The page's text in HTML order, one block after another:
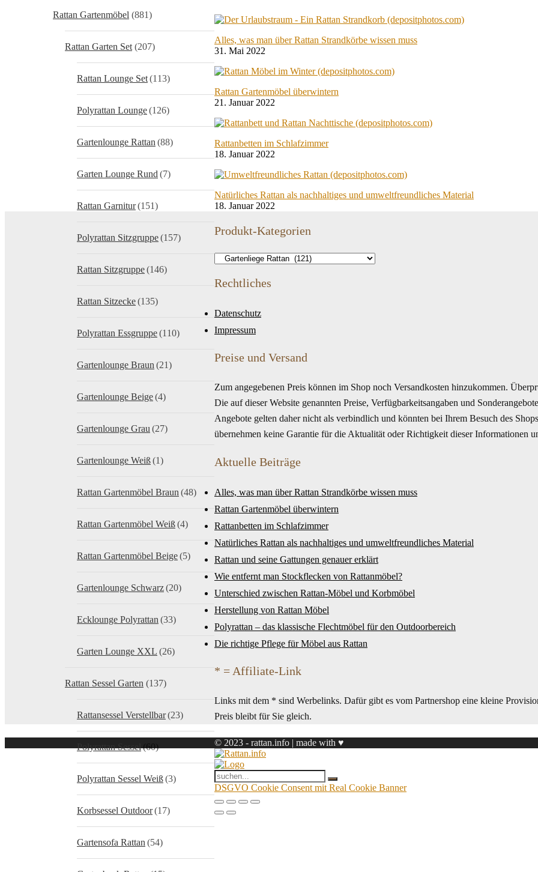
Rattan Gartenmöbel (881)
Rattan Garten Set (207)
Rattan Lounge Set(113)
Polyrattan Lounge(126)
Gartenlounge Rattan (88)
Garten Lounge Rund (7)
Rattan Garnitur(151)
Polyrattan Sitzgruppe(157)
Rattan Sitzgruppe(146)
Rattan Sitzecke(135)
Polyrattan Essgruppe(110)
Gartenlounge Braun (21)
Gartenlounge Beige(4)
Gartenlounge Grau (27)
Gartenlounge Weiß(1)
Rattan Gartenmöbel Braun (48)
Rattan Gartenmöbel Weiß(4)
Rattan Gartenmöbel Beige(5)
Gartenlounge Schwarz(20)
Ecklounge Polyrattan (33)
Garten Lounge XXL (26)
Rattan Sessel Garten (137)
Rattansessel Verstellbar(23)
Polyrattan Sessel(60)
Polyrattan Sessel Weiß(3)
Korbsessel Outdoor(17)
Gartensofa Rattan (54)
Alles, was man über Rattan Strandkörbe wissen muss
31. Mai 2022
Rattan Gartenmöbel überwintern
21. Januar 2022
Rattanbetten im Schlafzimmer
18. Januar 2022
Natürliches Rattan als nachhaltiges und umweltfreundliches Material
18. Januar 2022
Produkt-Kategorien
Rechtliches
Datenschutz
Impressum
Preise und Versand
Zum angegebenen Preis können im Shop noch Versandkosten hinzukommen.
Die auf dieser Website genannten Preise, Verfügbarkeitsangaben und
Angebote gelten daher nicht als verbindlich und könnten bei Ihrem Besuch des
übernehmen keine Garantie für die Aktualität oder Richtigkeit dieser Informationen
Aktuelle Beiträge
Alles, was man über Rattan Strandkörbe wissen muss
Rattan Gartenmöbel überwintern
Rattanbetten im Schlafzimmer
Natürliches Rattan als nachhaltiges und umweltfreundliches Material
Rattan und seine Gattungen genauer erklärt
Wie entfernt man Stockflecken von Rattanmöbel?
Unterschied zwischen Rattan-Möbel und Korbmöbel
Herstellung von Rattan Möbel
Polyrattan – das klassische Flechtmöbel für den Outdoorbereich
Die richtige Pflege für Möbel aus Rattan
* = Affiliate-Link
Links mit dem * sind Werbelinks. Dafür gibt es vom Partnershop eine kleine
Preis bleibt für Sie gleich.
© 2023 - rattan.info | made with ♥
DSGVO Cookie Consent mit Real Cookie Banner